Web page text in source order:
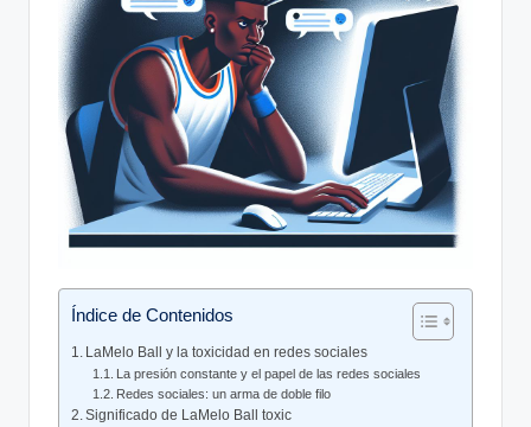
Índice de Contenidos
LaMelo ​Ball y la ‌toxicidad ‍en redes sociales
La presión constante y⁤ el papel de‍ las redes sociales
Redes sociales: ‌un arma de doble​ filo
Significado de LaMelo Ball toxic